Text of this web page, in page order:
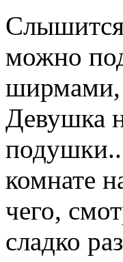
можно
ширмами,
Девушка
комнате
чего,
сладко